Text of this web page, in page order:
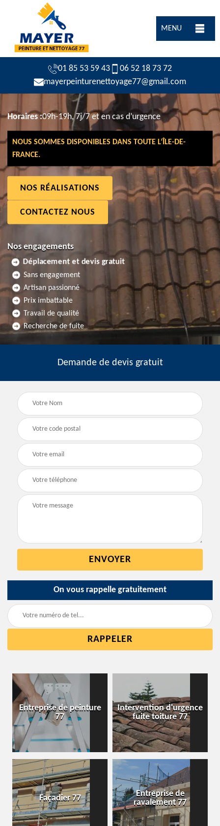
MENU
01 85 53 59 43
06 52 18 73 72
mayerpeinturenettoyage77@gmail.com
Horaires :09h-19h, 7j/7 et en cas d’urgence
NOUS SOMMES DISPONIBLES DANS TOUTE L’ÎLE-DE-
FRANCE.
NOS RÉALISATIONS
CONTACTEZ NOUS
Nos engagements
Déplacement et devis gratuit
Sans engagement
Artisan passionné
Prix imbattable
Travail de qualité
Recherche de fuite
Demande de devis gratuit
On vous rappelle gratuitement
Entreprise de peinture
77
Intervention d'urgence
fuite toiture 77
Façadier 77
Entreprise de
ravalement 77